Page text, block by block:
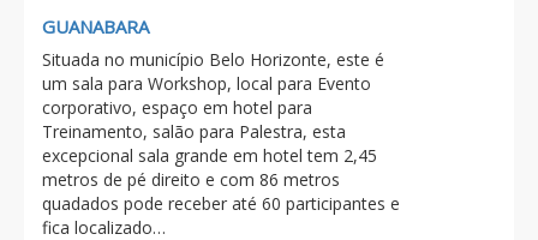
GUANABARA
Situada no município Belo Horizonte, este é
um sala para Workshop, local para Evento
corporativo, espaço em hotel para
Treinamento, salão para Palestra, esta
excepcional sala grande em hotel tem 2,45
metros de pé direito e com 86 metros
quadados pode receber até 60 participantes e
fica localizado…